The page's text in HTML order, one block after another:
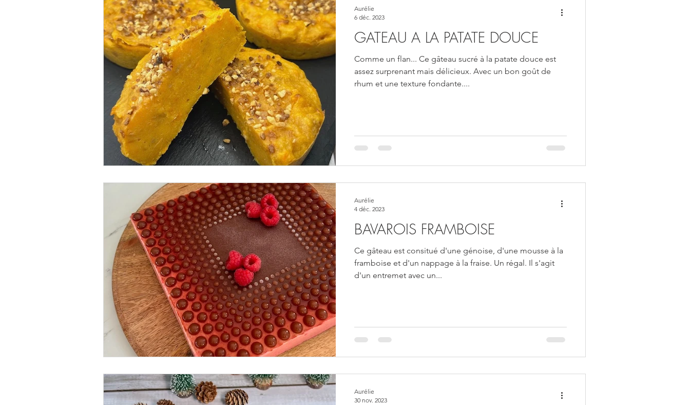
GATEAU A LA PATATE DOUCE
Comme un flan... Ce gâteau sucré à la patate douce est
assez surprenant mais délicieux. Avec un bon goût de
rhum et une texture fondante....
Aurélie
6 déc. 2023
BAVAROIS FRAMBOISE
Ce gâteau est consitué d'une génoise, d'une mousse à la
framboise et d'un nappage à la fraise. Un régal. Il s'agit
d'un entremet avec un...
Aurélie
4 déc. 2023
Aurélie
30 nov. 2023